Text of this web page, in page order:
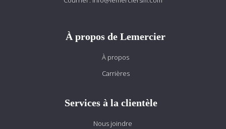
À propos de Lemercier
À propos
Carrières
Services à la clientèle
Nous joindre